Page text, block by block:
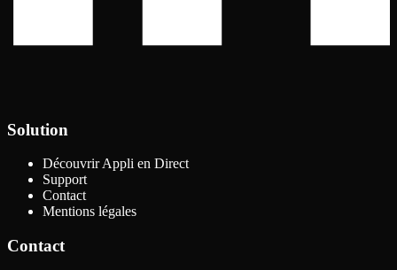
Solution
Découvrir Appli en Direct
Support
Contact
Mentions légales
Contact